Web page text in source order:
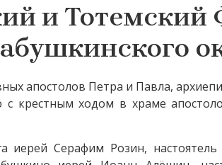
и Тотемский
апостолов Петра и Павла,
крестным ходом в храме
иерей Серафим Розин,